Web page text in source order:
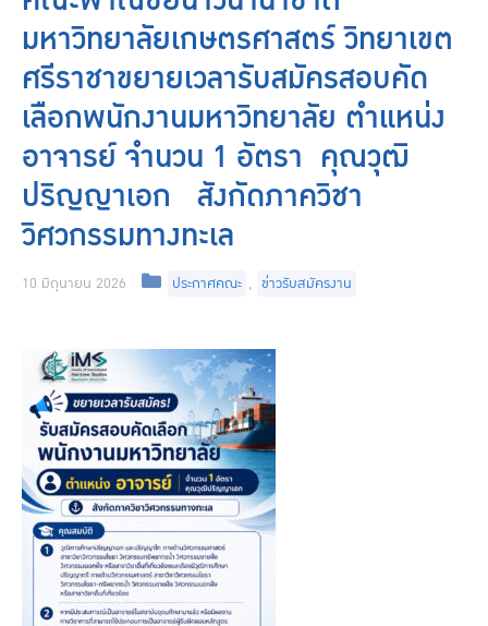
มหาวิทยาลัยเกษตรศาสตร์ วิทยาเขต
ศรีราชาขยายเวลารับสมัครสอบคัด
เลือกพนักงานมหาวิทยาลัย ตำแหน่ง
อาจารย์ จำนวน 1 อัตรา คุณวุฒิ
ปริญญาเอก สังกัดภาควิชา
วิศวกรรมทางทะเล
10 มิถุนายน 2026 Categories
ประกาศคณะ , ข่าวรับสมัครงาน